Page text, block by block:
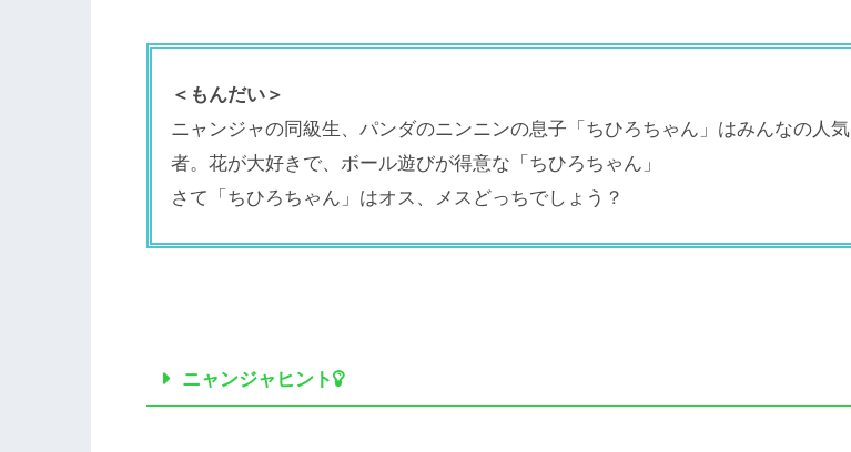
＜もんだい＞
ニャンジャの同級生、パンダのニンニンの息子「ちひろちゃん」はみんなの人気
者。花が大好きで、ボール遊びが得意な「ちひろちゃん」
さて「ちひろちゃん」はオス、メスどっちでしょう？
ニャンジャヒント